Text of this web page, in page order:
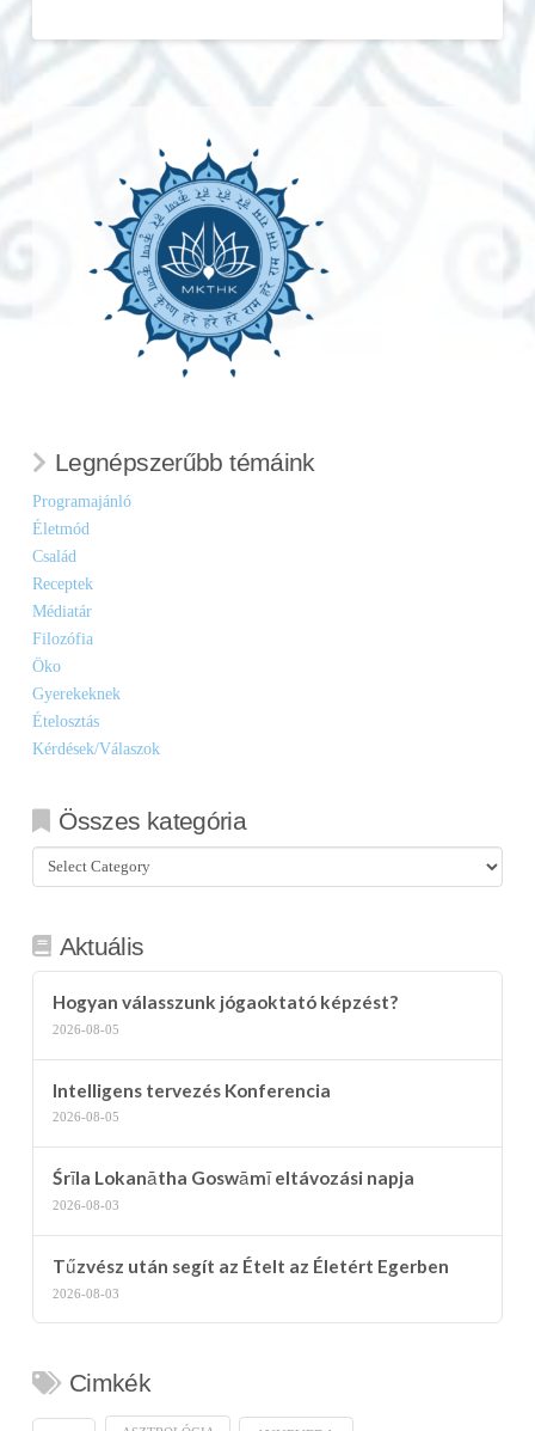
Legnépszerűbb témáink
Programajánló
Életmód
Család
Receptek
Médiatár
Filozófia
Öko
Gyerekeknek
Ételosztás
Kérdések/Válaszok
Összes kategória
Összes
kategória
Aktuális
Hogyan válasszunk jógaoktató képzést?
2026-08-05
Intelligens tervezés Konferencia
2026-08-05
Śrīla Lokanātha Goswāmī eltávozási napja
2026-08-03
Tűzvész után segít az Ételt az Életért Egerben
2026-08-03
Cimkék